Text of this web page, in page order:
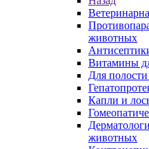
животных
Витамины
Для
Капли и
животных